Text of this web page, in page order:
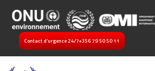
Contact d’urgence 24/7+356 79 50 50 11